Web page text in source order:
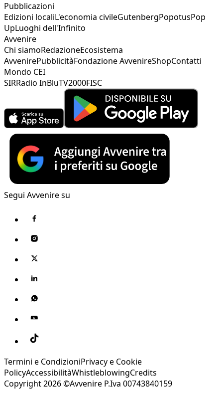
Pubblicazioni
Edizioni localiL'economia civileGutenbergPopotusPop
UpLuoghi dell'Infinito
Avvenire
Chi siamoRedazioneEcosistema
AvvenirePubblicitàFondazione AvvenireShopContatti
Mondo CEI
SIRRadio InBluTV2000FISC
Segui Avvenire su
Termini e CondizioniPrivacy e Cookie
PolicyAccessibilitàWhistleblowingCredits
Copyright 2026 ©Avvenire P.Iva 00743840159